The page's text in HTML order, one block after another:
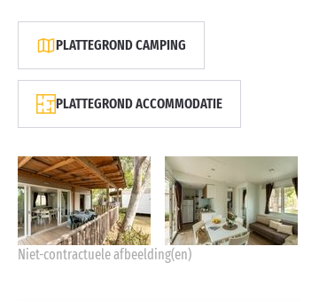
PLATTEGROND CAMPING
PLATTEGROND ACCOMMODATIE
Niet-contractuele afbeelding(en)